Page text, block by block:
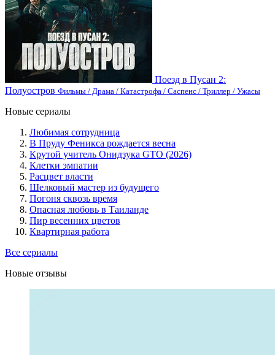
Поезд в Пусан 2:
Полуостров Фильмы / Драма / Катастрофа / Саспенс / Триллер / Ужасы
Новые сериалы
Любимая сотрудница
В Пруду Феникса рождается весна
Крутой учитель Онидзука GTO (2026)
Клетки эмпатии
Расцвет власти
Шелковый мастер из будущего
Погоня сквозь время
Опасная любовь в Таиланде
Пир весенних цветов
Квартирная работа
Все сериалы
Новые отзывы